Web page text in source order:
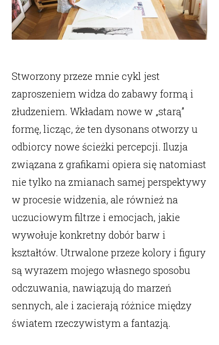
Stworzony przeze mnie cykl jest
zaproszeniem widza do zabawy formą i
złudzeniem. Wkładam nowe w „starą”
formę, licząc, że ten dysonans otworzy u
odbiorcy nowe ścieżki percepcji. Iluzja
związana z grafikami opiera się natomiast
nie tylko na zmianach samej perspektywy
w procesie widzenia, ale również na
uczuciowym filtrze i emocjach, jakie
wywołuje konkretny dobór barw i
kształtów. Utrwalone przeze kolory i figury
są wyrazem mojego własnego sposobu
odczuwania, nawiązują do marzeń
sennych, ale i zacierają różnice między
światem rzeczywistym a fantazją.